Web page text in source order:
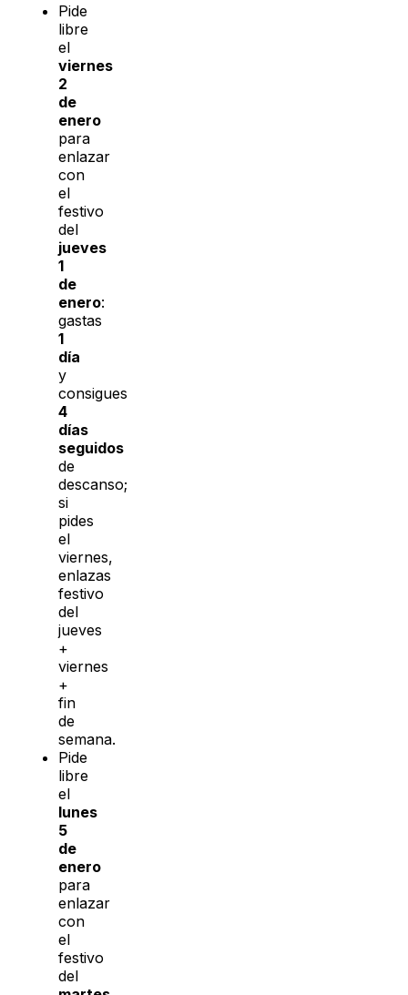
Pide
libre
el
viernes
2
de
enero
para
enlazar
con
el
festivo
del
jueves
1
de
enero:
gastas
1
día
y
consigues
4
días
seguidos
de
descanso;
si
pides
el
viernes,
enlazas
festivo
del
jueves
+
viernes
+
fin
de
semana.
Pide
libre
el
lunes
5
de
enero
para
enlazar
con
el
festivo
del